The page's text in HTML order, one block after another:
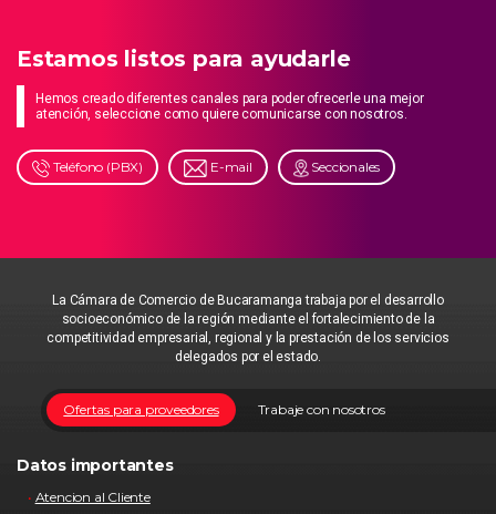
Estamos listos para ayudarle
Hemos creado diferentes canales para poder ofrecerle una mejor
atención, seleccione como quiere comunicarse con nosotros.
Teléfono (PBX) E-mail Seccionales
La Cámara de Comercio de Bucaramanga trabaja por el desarrollo
socioeconómico de la región mediante el fortalecimiento de la
competitividad empresarial, regional y la prestación de los servicios
delegados por el estado.
Trabaje con nosotros
Ofertas para proveedores
Datos importantes
Atencion al Cliente